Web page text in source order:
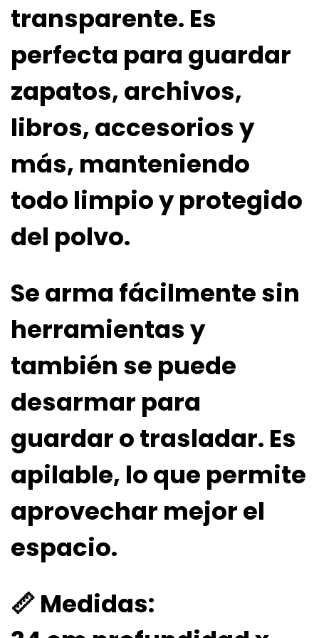
transparente. Es
perfecta para guardar
zapatos, archivos,
libros, accesorios y
más, manteniendo
todo limpio y protegido
del polvo.
Se arma fácilmente sin
herramientas y
también se puede
desarmar para
guardar o trasladar. Es
apilable, lo que permite
aprovechar mejor el
espacio.
📏Medidas: